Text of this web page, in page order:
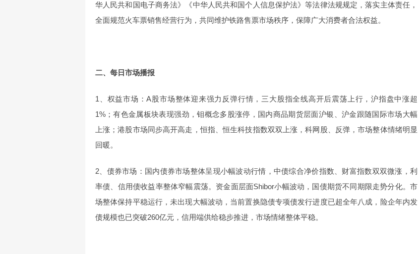
华人民共和国电子商务法》《中华人民共和国个人信息保护法》等法律法规规定，落实主体责任，
全面规范火车票销售经营行为，共同维护铁路售票市场秩序，保障广大消费者合法权益。
二、每日市场播报
1、权益市场：A股市场整体迎来强力反弹行情，三大股指全线高开后震荡上行，沪指盘中涨超
1%；有色金属板块表现强劲，钼概念多股涨停，国内商品期货层面沪银、沪金跟随国际市场大幅
上涨；港股市场同步高开高走，恒指、恒生科技指数双双上涨，科网股、反弹，市场整体情绪明显
回暖。
2、债券市场：国内债券市场整体呈现小幅波动行情，中债综合净价指数、财富指数双双微涨，利
率债、信用债收益率整体窄幅震荡。资金面层面Shibor小幅波动，国债期货不同期限走势分化。市
场整体保持平稳运行，未出现大幅波动，当前置换隐债专项债发行进度已超全年八成，险企年内发
债规模也已突破260亿元，信用端供给稳步推进，市场情绪整体平稳。